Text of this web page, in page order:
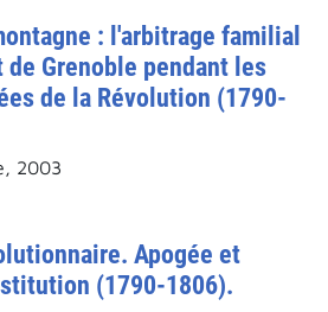
: l'arbitrage familial
Grenoble pendant les
de la Révolution (1790-
2003
Apogée et
(1790-1806).